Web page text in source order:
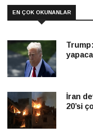
EN ÇOK OKUNANLAR
İran
20’si